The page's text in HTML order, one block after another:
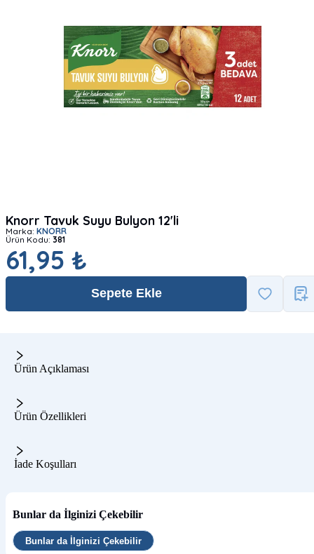
Knorr Tavuk Suyu Bulyon 12'li
Marka: KNORR
Ürün Kodu: 381
61,95 ₺
Sepete Ekle
Ürün Açıklaması
Ürün Özellikleri
İade Koşulları
Bunlar da İlginizi Çekebilir
Bunlar da İlginizi Çekebilir